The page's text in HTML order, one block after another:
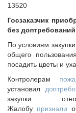
Новости ВАРМСУ
НАСЕЛЕНИЕ И МСУ
Лучшие практики
ЮРИДИЧЕСКИЙ
Новости
13520
Госзаказчик
без
По условиям
общего
посадить цветы и
Контролерам
установил
закупки
Жалобу признали